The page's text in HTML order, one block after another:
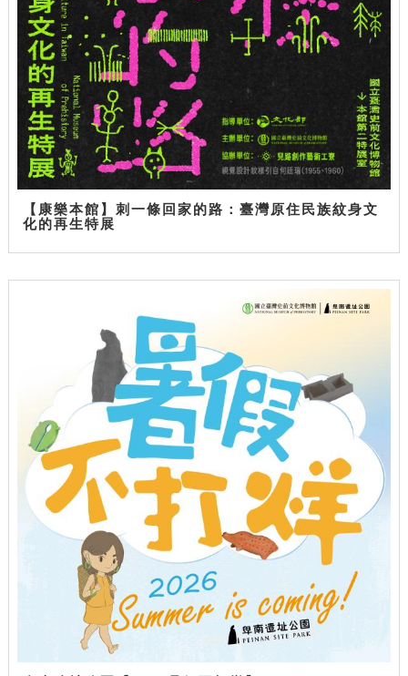
【康樂本館】刺一條回家的路：臺灣原住民族紋身文
化的再生特展